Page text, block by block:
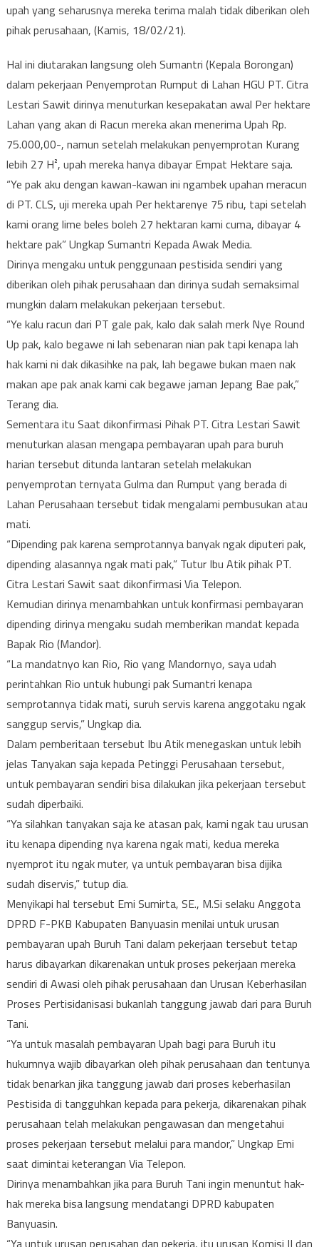
upah yang seharusnya mereka terima malah tidak diberikan oleh
pihak perusahaan, (Kamis, 18/02/21).
Hal ini diutarakan langsung oleh Sumantri (Kepala Borongan)
dalam pekerjaan Penyemprotan Rumput di Lahan HGU PT. Citra
Lestari Sawit dirinya menuturkan kesepakatan awal Per hektare
Lahan yang akan di Racun mereka akan menerima Upah Rp.
75.000,00-, namun setelah melakukan penyemprotan Kurang
lebih 27 H², upah mereka hanya dibayar Empat Hektare saja.
“Ye pak aku dengan kawan-kawan ini ngambek upahan meracun
di PT. CLS, uji mereka upah Per hektarenye 75 ribu, tapi setelah
kami orang lime beles boleh 27 hektaran kami cuma, dibayar 4
hektare pak” Ungkap Sumantri Kepada Awak Media.
Dirinya mengaku untuk penggunaan pestisida sendiri yang
diberikan oleh pihak perusahaan dan dirinya sudah semaksimal
mungkin dalam melakukan pekerjaan tersebut.
“Ye kalu racun dari PT gale pak, kalo dak salah merk Nye Round
Up pak, kalo begawe ni lah sebenaran nian pak tapi kenapa lah
hak kami ni dak dikasihke na pak, lah begawe bukan maen nak
makan ape pak anak kami cak begawe jaman Jepang Bae pak,”
Terang dia.
Sementara itu Saat dikonfirmasi Pihak PT. Citra Lestari Sawit
menuturkan alasan mengapa pembayaran upah para buruh
harian tersebut ditunda lantaran setelah melakukan
penyemprotan ternyata Gulma dan Rumput yang berada di
Lahan Perusahaan tersebut tidak mengalami pembusukan atau
mati.
“Dipending pak karena semprotannya banyak ngak diputeri pak,
dipending alasannya ngak mati pak,” Tutur Ibu Atik pihak PT.
Citra Lestari Sawit saat dikonfirmasi Via Telepon.
Kemudian dirinya menambahkan untuk konfirmasi pembayaran
dipending dirinya mengaku sudah memberikan mandat kepada
Bapak Rio (Mandor).
“La mandatnyo kan Rio, Rio yang Mandornyo, saya udah
perintahkan Rio untuk hubungi pak Sumantri kenapa
semprotannya tidak mati, suruh servis karena anggotaku ngak
sanggup servis,” Ungkap dia.
Dalam pemberitaan tersebut Ibu Atik menegaskan untuk lebih
jelas Tanyakan saja kepada Petinggi Perusahaan tersebut,
untuk pembayaran sendiri bisa dilakukan jika pekerjaan tersebut
sudah diperbaiki.
“Ya silahkan tanyakan saja ke atasan pak, kami ngak tau urusan
itu kenapa dipending nya karena ngak mati, kedua mereka
nyemprot itu ngak muter, ya untuk pembayaran bisa dijika
sudah diservis,” tutup dia.
Menyikapi hal tersebut Emi Sumirta, SE., M.Si selaku Anggota
DPRD F-PKB Kabupaten Banyuasin menilai untuk urusan
pembayaran upah Buruh Tani dalam pekerjaan tersebut tetap
harus dibayarkan dikarenakan untuk proses pekerjaan mereka
sendiri di Awasi oleh pihak perusahaan dan Urusan Keberhasilan
Proses Pertisidanisasi bukanlah tanggung jawab dari para Buruh
Tani.
“Ya untuk masalah pembayaran Upah bagi para Buruh itu
hukumnya wajib dibayarkan oleh pihak perusahaan dan tentunya
tidak benarkan jika tanggung jawab dari proses keberhasilan
Pestisida di tangguhkan kepada para pekerja, dikarenakan pihak
perusahaan telah melakukan pengawasan dan mengetahui
proses pekerjaan tersebut melalui para mandor,” Ungkap Emi
saat dimintai keterangan Via Telepon.
Dirinya menambahkan jika para Buruh Tani ingin menuntut hak-
hak mereka bisa langsung mendatangi DPRD kabupaten
Banyuasin.
“Ya untuk urusan perusahan dan pekerja, itu urusan Komisi II dan